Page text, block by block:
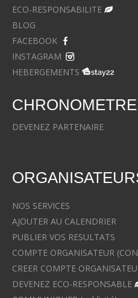
ECO-RESPONSABILITE
BLOG
FACEBOOK
INSTAGRAM
HEBERGEMENTS
DEVENEZ PARTENAIRE
NOS SERVICES
AJOUTER AU CALENDRIER
PUBLIER VOS RESULTATS
COMPTE ORGANISATEUR
CREER COMPTE
DEVENEZ ECO-RESPONSABLE